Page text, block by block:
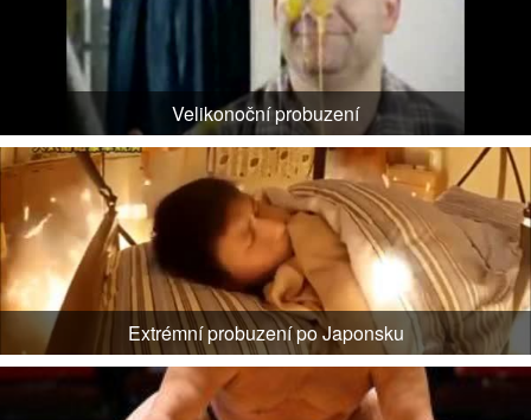
Velikonoční probuzení
Extrémní probuzení po Japonsku